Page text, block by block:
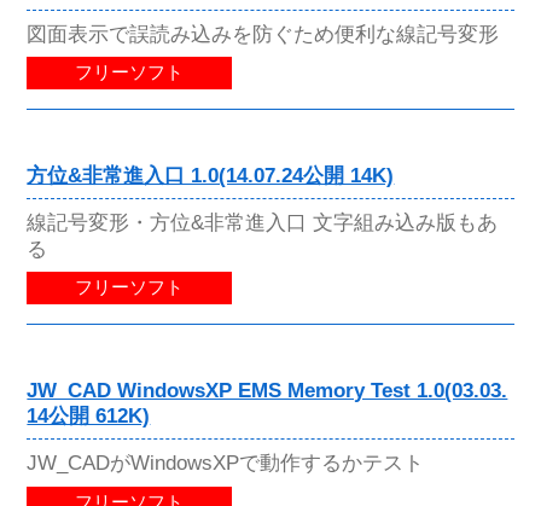
図面表示で誤読み込みを防ぐため便利な線記号変形
フリーソフト
方位&非常進入口 1.0(14.07.24公開 14K)
線記号変形・方位&非常進入口 文字組み込み版もあ
る
フリーソフト
JW_CAD WindowsXP EMS Memory Test 1.0(03.03.
14公開 612K)
JW_CADがWindowsXPで動作するかテスト
フリーソフト